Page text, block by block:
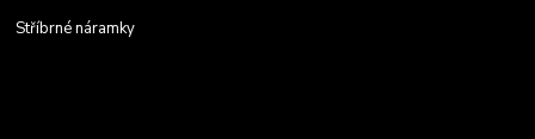
Stříbrné náramky